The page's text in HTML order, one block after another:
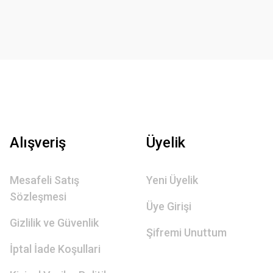
Alışveriş
Mesafeli Satış
Sözleşmesi
Gizlilik ve Güvenlik
İptal İade Koşullari
Üyelik
Yeni Üyelik
Üye Girişi
Şifremi Unuttum